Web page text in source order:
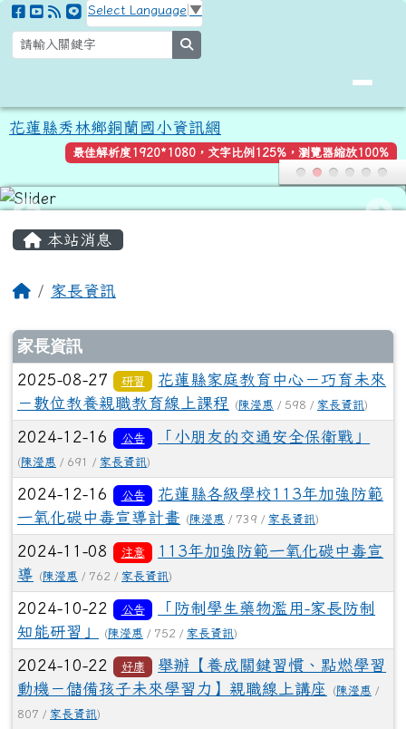
跳至主內容區
花蓮縣秀林鄉銅蘭國小資訊網
Select Language ▼
花蓮縣秀林鄉銅蘭國小資訊網
最佳解析度1920*1080，文字比例125%，瀏覽器縮放100%
本站消息
回首頁家長資訊
文章列表
家長資訊
2025-08-27 研習
花蓮縣家庭教育中心－巧育未來
－數位教養親職教育線上課程
(陳瀅惠 / 598 / 家長資訊)
2024-12-16 公告 「小朋友的交通安全保衛戰」
(陳瀅惠 / 691 / 家長資訊)
2024-12-16 公告
花蓮縣各級學校113年加強防範
一氧化碳中毒宣導計畫
(陳瀅惠 / 739 / 家長資訊)
2024-11-08 注意
113年加強防範一氧化碳中毒宣
導
(陳瀅惠 / 762 / 家長資訊)
2024-10-22 公告
「防制學生藥物濫用-家長防制
知能研習」
(陳瀅惠 / 752 / 家長資訊)
2024-10-22 好康
舉辦【養成關鍵習慣、點燃學習
動機－儲備孩子未來學習力】親職線上講座
(陳瀅惠 /
807 / 家長資訊)